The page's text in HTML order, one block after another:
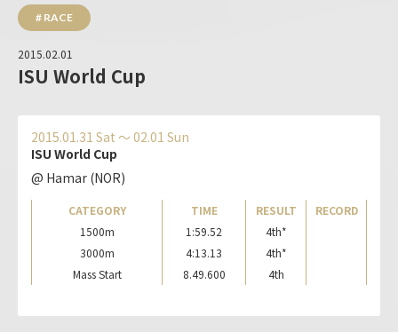
# RACE
2015.02.01
ISU World Cup
2015.01.31 Sat 〜 02.01 Sun
ISU World Cup
@ Hamar (NOR)
CATEGORY TIME RESULT
RECORD
1500m
1:59.52
4th*
3000m
4:13.13
4th*
Mass Start
8.49.600 4th